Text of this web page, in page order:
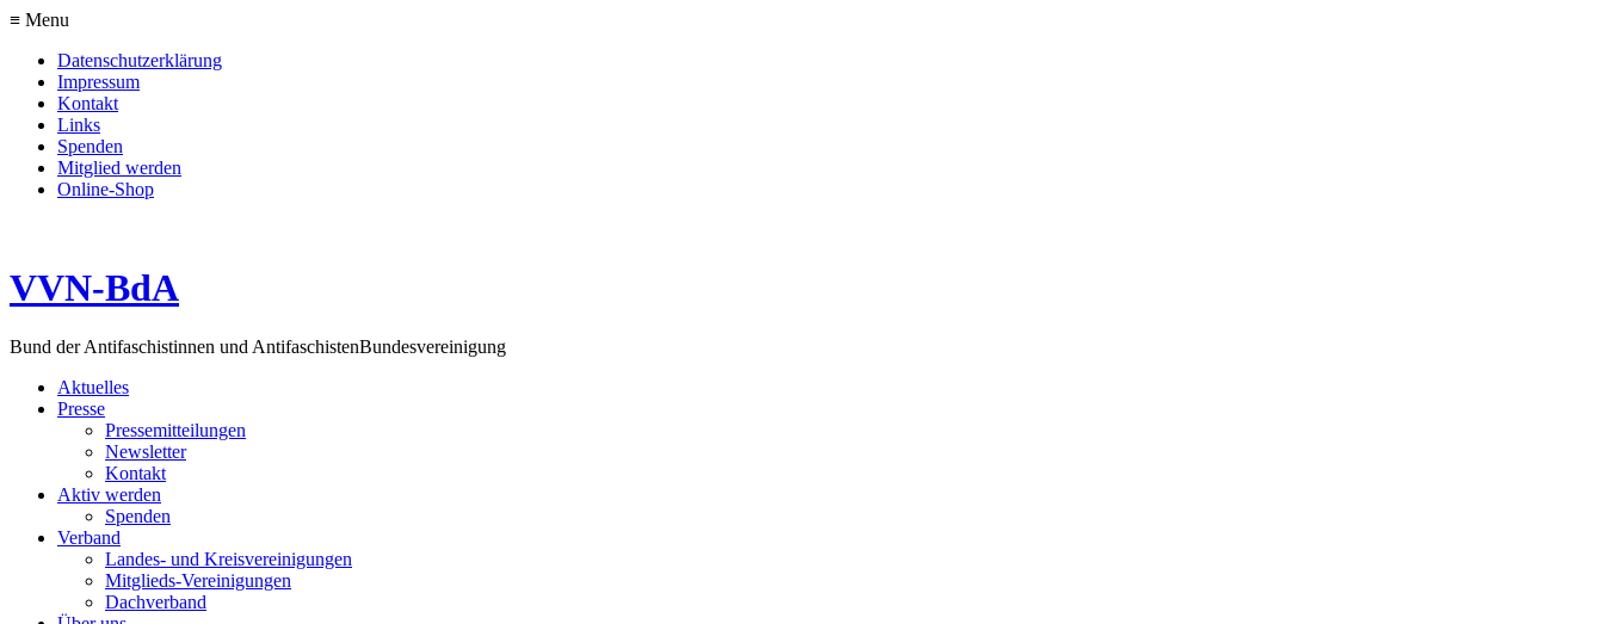
≡ Menu
Datenschutzerklärung
Impressum
Kontakt
Links
Spenden
Mitglied werden
Online-Shop
VVN-BdA
Bund der Antifaschistinnen und AntifaschistenBundesvereinigung
Aktuelles
Presse
Pressemitteilungen
Newsletter
Kontakt
Aktiv werden
Spenden
Verband
Landes- und Kreisvereinigungen
Mitglieds-Vereinigungen
Dachverband